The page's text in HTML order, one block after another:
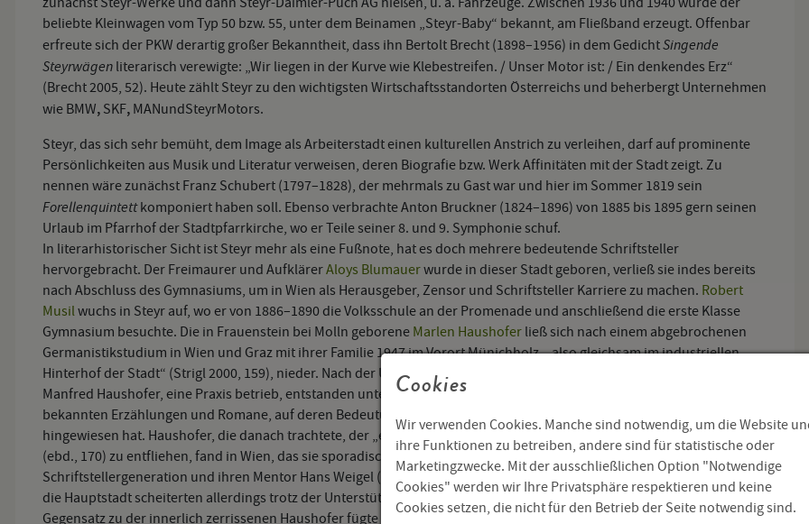
beliebte Kleinwagen vom Typ 50 bzw. 55, unter dem Beinamen „Steyr-Baby“ bekannt, am Fließband erzeugt. Offenbar
erfreute sich der PKW derartig großer Bekanntheit, dass ihn Bertolt Brecht (1898–1956) in dem GedichtSingende
Steyrwägen literarisch verewigte: „Wir liegen in der Kurve wie Klebestreifen. / Unser Motor ist: / Ein denkendes Erz“
(Brecht 2005, 52). Heute zählt Steyr zu den wichtigsten Wirtschaftsstandorten Österreichs und beherbergt Unternehmen
wie BMW, SKF, MANundSteyrMotors.
Steyr, das sich sehr bemüht, dem Image als Arbeiterstadt einen kulturellen Anstrich zu verleihen, darf auf prominente
Persönlichkeiten aus Musik und Literatur verweisen, deren Biografie bzw. Werk Affinitäten mit der Stadt zeigt. Zu
nennen wäre zunächst Franz Schubert (1797–1828), der mehrmals zu Gast war und hier im Sommer 1819 sein
Forellenquintettkomponiert haben soll. Ebenso verbrachte Anton Bruckner (1824–1896) von 1885 bis 1895 gern seinen
Urlaub im Pfarrhof der Stadtpfarrkirche, wo er Teile seiner 8. und 9. Symphonie schuf.
In literarhistorischer Sicht ist Steyr mehr als eine Fußnote, hat es doch mehrere bedeutende Schriftsteller
hervorgebracht. Der Freimaurer und AufklärerAloys Blumauerwurde in dieser Stadt geboren, verließ sie indes bereits
nach Abschluss des Gymnasiums, um in Wien als Herausgeber, Zensor und Schriftsteller Karriere zu machen. Robert
Musilwuchs in Steyr auf, wo er von 1886–1890 die Volksschule an der Promenade und anschließend die erste Klasse
Gymnasium besuchte. Die in Frauenstein bei Molln geborene Marlen Haushofer ließ sich nach einem abgebrochenen
Germanistikstudium in Wien und Graz mit ihrer Familie 1947 im Vorort Münichholz, „also gleichsam im industriellen
Hinterhof der Stadt“ (Strigl 2000, 159), nieder. Nach der Übersiedlung ins Stadtzentrum, wo ihr Gatte, der Zahnarzt Dr.
Manfred Haushofer, eine Praxis betrieb, entstanden unter äußerst eingeschränkten Bedingungen allmählich die
bekannten Erzählungen und Romane, auf deren Bedeutung die feministische Literaturwissenschaft mit Nachdruck
hingewiesen hat. Haushofer, die danach trachtete, der „engen Häuslichkeit eines kleinstädtischen Familienlebens“
(ebd., 170) zu entfliehen, fand in Wien, das sie sporadisch besuchte, Anschluss an die junge österreichische
Schriftstellergeneration und ihren Mentor Hans Weigel (1908–1991). Halbherzig unternommene Ausbruchsversuche in
die Hauptstadt scheiterten allerdings trotz der Unterstützung wohlmeinender Schriftstellerfreunde und Gönner. Im
Gegensatz zu der innerlich zerrissenen Haushofer fügte sich die aus Würzburg stammende Lyrikerin und Essayistin Dora
Cookies
Wir verwenden Cookies. Manche sind notwendig, um die Website
ihre Funktionen zu betreiben, andere sind für statistische oder
Marketingzwecke. Mit der ausschließlichen Option "Notwendige
Cookies" werden wir Ihre Privatsphäre respektieren und keine
Cookies setzen, die nicht für den Betrieb der Seite notwendig sind.